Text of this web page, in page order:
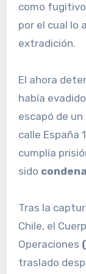
como
por el cual lo
extradición.
El ahora
había
escapó de
calle España
cumplía
sido
Tras la
Chile, el
Operaciones
traslado